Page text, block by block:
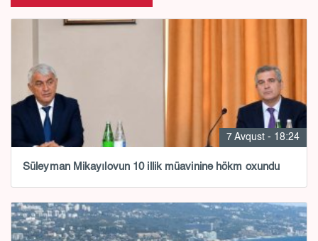
7 Avqust - 18:24
Süleyman Mikayılovun 10 illik müavininə hökm oxundu